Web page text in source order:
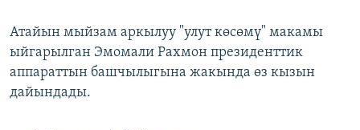
Атайын мыйзам аркылуу "улут көсөмү" макамы
ыйгарылган Эмомали Рахмон президенттик
аппараттын башчылыгына жакында өз кызын
дайындады.